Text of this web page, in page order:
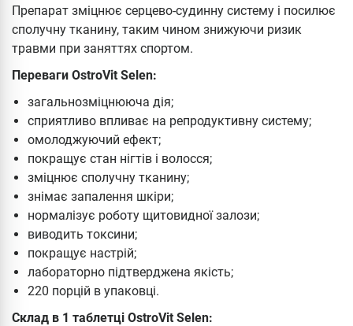
Препарат зміцнює серцево-судинну систему і посилює
сполучну тканину, таким чином знижуючи ризик
травми при заняттях спортом.
Переваги OstroVit Selen:
загальнозміцнююча дія;
сприятливо впливає на репродуктивну систему;
омолоджуючий ефект;
покращує стан нігтів і волосся;
зміцнює сполучну тканину;
знімає запалення шкіри;
нормалізує роботу щитовидної залози;
виводить токсини;
покращує настрій;
лабораторно підтверджена якість;
220 порцій в упаковці.
Склад в 1 таблетці OstroVit Selen: